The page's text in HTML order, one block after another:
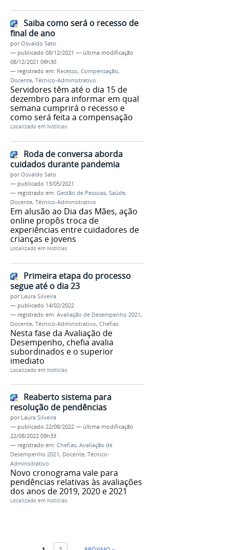
Saiba como será o recesso de
final de ano
porOsvaldo Sato
— publicado 08/12/2021 — última modificação
08/12/2021 09h30
— registrado em: Recesso, Compensação,
Docente, Técnico-Adminsitrativo
Servidores têm até o dia 15 de
dezembro para informar em qual
semana cumprirá o recesso e
como será feita a compensação
Localizado em Notícias
Roda de conversa aborda
cuidados durante pandemia
porOsvaldo Sato
— publicado 13/05/2021
— registrado em: Gestão de Pessoas, Saúde,
Docente, Técnico-Adminsitrativo
Em alusão ao Dia das Mães, ação
online propôs troca de
experiências entre cuidadores de
crianças e jovens
Localizado em Notícias
Primeira etapa do processo
segue até o dia 23
por Laura Silveira
— publicado 14/02/2022
— registrado em: Avaliação de Desempenho 2021,
Docente, Técnico-Adminsitrativo, Chefias
Nesta fase da Avaliação de
Desempenho, chefia avalia
subordinados e o superior
imediato
Localizado em Notícias
Reaberto sistema para
resolução de pendências
por Laura Silveira
— publicado 22/08/2022 — última modificação
22/08/2022 09h33
— registrado em: Chefias, Avaliação de
Desempenho 2021, Docente, Técnico-
Adminsitrativo
Novo cronograma vale para
pendências relativas às avaliações
dos anos de 2019, 2020 e 2021
Localizado em Notícias